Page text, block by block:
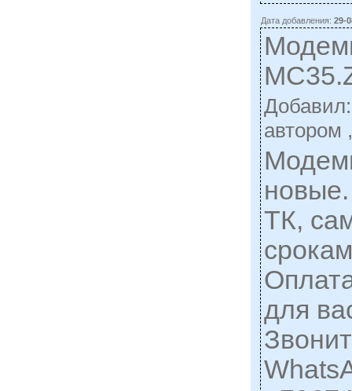
Дата добавления:29-
автором
ТК,
для